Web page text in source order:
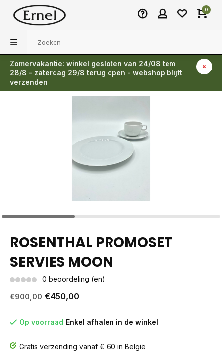
0
Zomervakantie: winkel gesloten van 24/08 tem
28/8 - zaterdag 29/8 terug open - webshop blijft
verzenden
Terug
ROSENTHAL PROMOSET
SERVIES MOON
0 beoordeling (en)
€900,00 €450,00
Op voorraad Enkel afhalen in de winkel
Gratis verzending vanaf € 60 in België